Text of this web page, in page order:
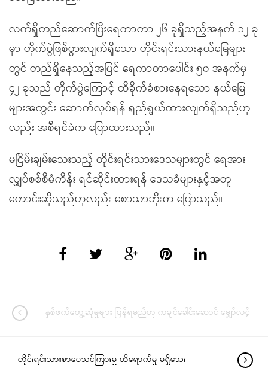
လက်ရှိတည်ဆောက်ပြီးရေကာတာ ၂၆ ခုရှိသည့်အနက် ၁၂ ခု
မှာ တိုက်ပွဲဖြစ်ပွားလျက်ရှိသော တိုင်းရင်းသားနယ်မြေများ
တွင် တည်ရှိနေသည့်အပြင် ရေကာတာပေါင်း ၅၀ အနက်မှ
၄၂ ခုသည် တိုက်ပွဲကြောင့် ထိခိုက်ခံစားနေရသော နယ်မြေ
များအတွင်း ဆောက်လုပ်ရန် ရည်ရွယ်ထားလျက်ရှိသည်ဟု
လည်း အစီရင်ခံက ပြောထားသည်။
မငြိမ်းချမ်းသေးသည့် တိုင်းရင်းသားဒေသများတွင် ရေအား
လျှပ်စစ်စီမံကိန်း ရင်ဆိုင်းထားရန် ဒေသခံများနှင့်အတူ
တောင်းဆိုသည်ဟုလည်း စောသာဘိုးက ပြောသည်။
နှစ်ဖက်တွေ့ဆုံမှုများ ပြန်ရမည်ဟု ကချင်ခေါင်းဆောင် မျှော်လင့်
တိုင်းရင်းသားစာပေသင်ကြားမှု ထိရောက်မှု မရှိသေး